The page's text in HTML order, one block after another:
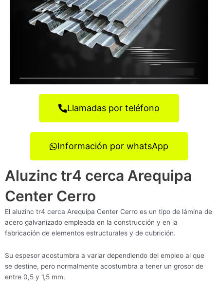
Llamadas por teléfono
Información por whatsApp
Aluzinc tr4 cerca Arequipa
Center Cerro
El aluzinc tr4 cerca Arequipa Center Cerro es un tipo de lámina de
acero galvanizado empleada en la construcción y en la
fabricación de elementos estructurales y de cubrición.
Su espesor acostumbra a variar dependiendo del empleo al que
se destine, pero normalmente acostumbra a tener un grosor de
entre 0,5 y 1,5 mm.